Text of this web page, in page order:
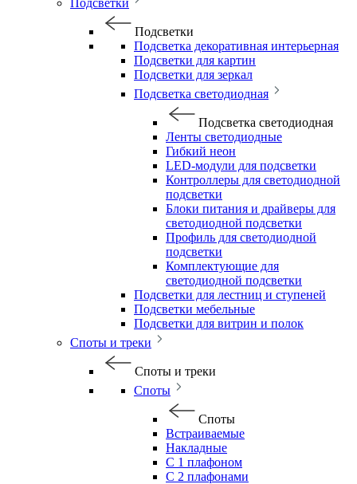
Подсветки
Подсветки
Подсветка декоративная интерьерная
Подсветки для картин
Подсветки для зеркал
Подсветка светодиодная
Подсветка светодиодная
Ленты светодиодные
Гибкий неон
LED-модули для подсветки
Контроллеры для светодиодной
подсветки
Блоки питания и драйверы для
светодиодной подсветки
Профиль для светодиодной
подсветки
Комплектующие для
светодиодной подсветки
Подсветки для лестниц и ступеней
Подсветки мебельные
Подсветки для витрин и полок
Споты и треки
Споты и треки
Споты
Споты
Встраиваемые
Накладные
С 1 плафоном
С 2 плафонами